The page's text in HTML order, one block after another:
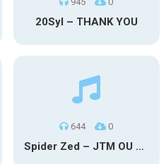
20Syl – THANK YOU
644 0
Spider Zed – JTM OU TG